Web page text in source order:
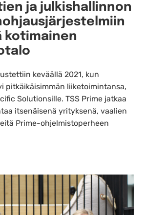
ja julkishallinnon
kotimainen
keväällä 2021, kun
pitkäikäisimmän liiketoimintansa,
Solutionsille. TSS Prime jatkaa
itsenäisenä yrityksenä, vaalien
Prime-ohjelmistoperheen